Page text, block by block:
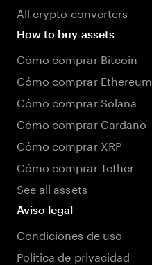
All crypto converters
How to buy assets
Cómo comprar Bitcoin
Cómo comprar Ethereum
Cómo comprar Solana
Cómo comprar Cardano
Cómo comprar XRP
Cómo comprar Tether
See all assets
Aviso legal
Condiciones de uso
Política de privacidad